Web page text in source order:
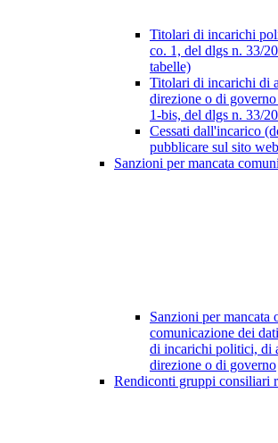
Titolari di incarichi
co. 1, del dlgs n. 33/
tabelle)
Titolari di incarichi di
direzione o di
1-bis, del dlgs n. 33/
Cessati dall'incarico
pubblicare sul sito
Sanzioni per mancata
Sanzioni per mancata
comunicazione dei
di incarichi politici, di
direzione o di governo
Rendiconti gruppi consiliari